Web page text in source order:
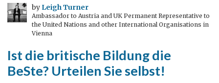
Raum”?
by Leigh Turner
Ambassador to Austria and UK Permanent Representative to
the United Nations and other International Organisations in
Vienna
Ist die britische Bildung die
BeSte? Urteilen Sie selbst!